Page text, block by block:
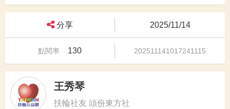
分享 2025/11/14
點閱率 130 202511141017241115
王秀琴
扶輪社友 頭份東方社